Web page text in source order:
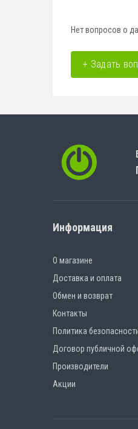
Нет вопросов о
+ Задать
Информация
О магазине
Доставка и оплата
Обмен и возврат
Контакты
Политика
Договор публичной
Производители
Акции